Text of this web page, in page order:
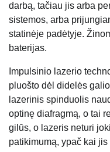
darbą, tačiau jis arba
sistemos, arba
statinėje padėtyje.
baterijas.
Impulsinio lazerio
pluošto dėl didelės
lazerinis spinduolis
optinę diafragmą, o tai
gilūs, o lazeris neturi
patikimumą, ypač kai